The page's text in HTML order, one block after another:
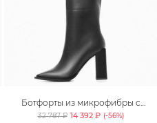
Ботфорты из микрофибры с
квадратным мысом Lera Nena
32 787 ₽ 14 392 ₽ (-56%)